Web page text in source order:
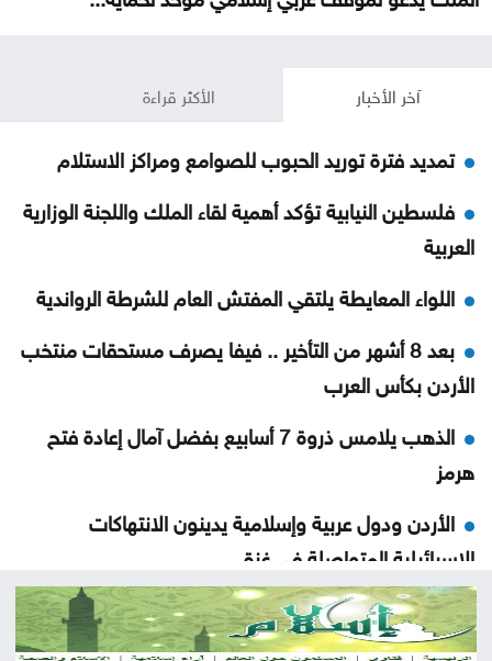
آخر الأخبار الأكثر قراءة
تمديد فترة توريد الحبوب للصوامع ومراكز الاستلام
فلسطين النيابية تؤكد أهمية لقاء الملك واللجنة الوزارية
العربية
اللواء المعايطة يلتقي المفتش العام للشرطة الرواندية
بعد 8 أشهر من التأخير .. فيفا يصرف مستحقات منتخب
الأردن بكأس العرب
الذهب يلامس ذروة 7 أسابيع بفضل آمال إعادة فتح
هرمز
الأردن ودول عربية وإسلامية يدينون الانتهاكات
الإسرائيلية المتواصلة في غزة
النفط يرتفع وسط حذر بشأن نتائج المحادثات بين إيران
وعمان